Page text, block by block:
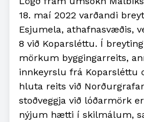
18. maí 2022 varðandi
Esjumela, athafnasvæðis,
8 við Koparsléttu. Í
mörkum byggingarreits,
innkeyrslu frá Koparsléttu
hluta reits við
stoðveggja við lóðarmörk
nýjum hætti í skilmálum,